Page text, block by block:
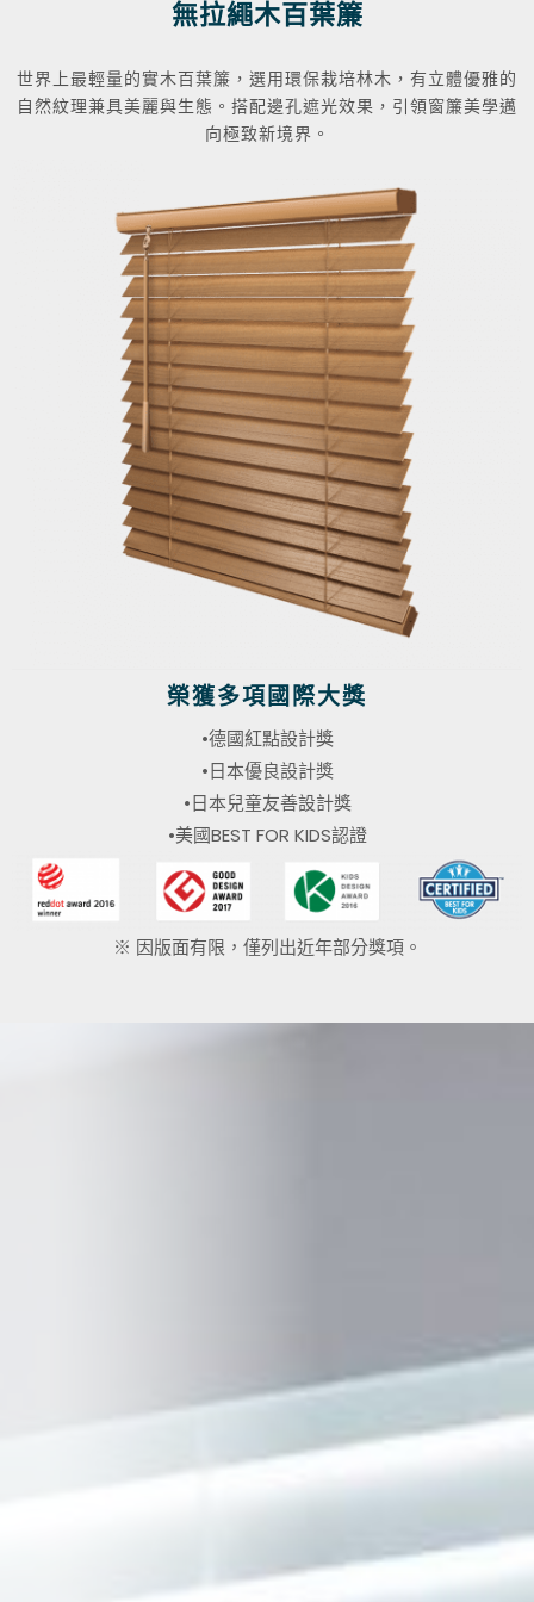
無拉繩木百葉簾
世界上最輕量的實木百葉簾，選用環保栽培林木，有立體優雅的
自然紋理兼具美麗與生態。搭配邊孔遮光效果，引領窗簾美學邁
向極致新境界。
榮獲多項國際大獎
•德國紅點設計獎
•日本優良設計獎
•日本兒童友善設計獎
•美國BEST FOR KIDS認證
※ 因版面有限，僅列出近年部分獎項。